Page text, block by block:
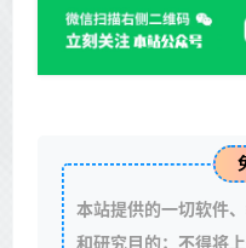
本站提供的一切软件
和研究目的；不得将